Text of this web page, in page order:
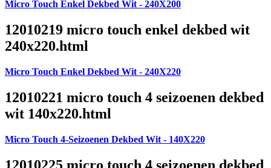
Micro Touch Enkel Dekbed Wit - 240X200
12010219 micro touch enkel dekbed wit
240x220.html
Micro Touch Enkel Dekbed Wit - 240X220
12010221 micro touch 4 seizoenen dekbed
wit 140x220.html
Micro Touch 4-Seizoenen Dekbed Wit - 140X220
12010225 micro touch 4 seizoenen dekbed